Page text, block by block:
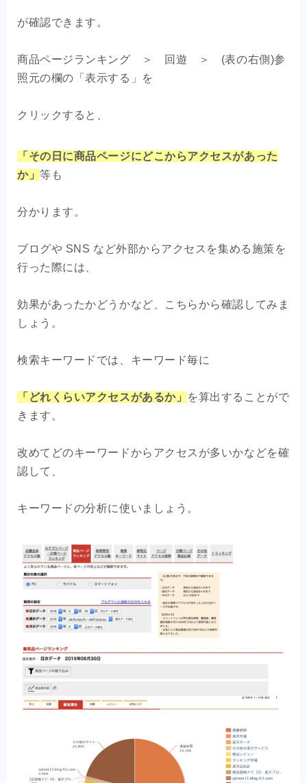
が確認できます。
商品ページランキング ＞ 回遊 ＞ (表の右側)参
照元の欄の「表示する」を
クリックすると、
「その日に商品ページにどこからアクセスがあった
か」 等も
分かります。
ブログや SNS など外部からアクセスを集める施策を
行った際には、
効果があったかどうかなど、こちらから確認してみま
しょう。
検索キーワードでは、キーワード毎に
「どれくらいアクセスがあるか」
を算出することがで
きます。
改めてどのキーワードからアクセスが多いかなどを確
認して、
キーワードの分析に使いましょう。